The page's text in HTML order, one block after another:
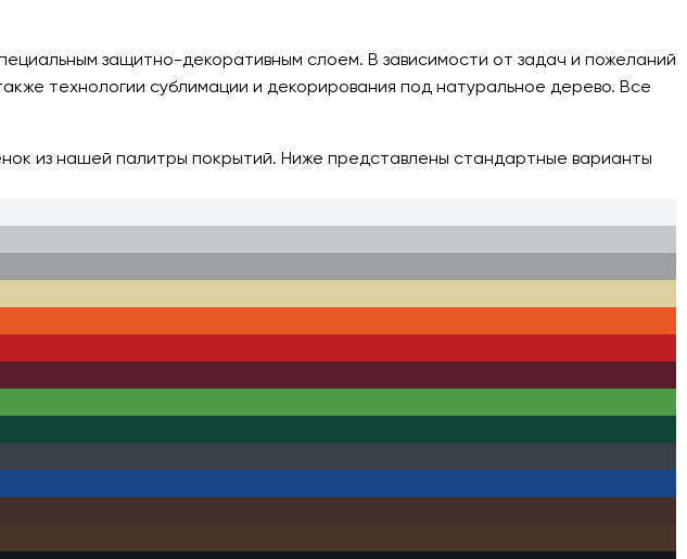
защитно-декоративным слоем. В зависимости от задач и пожеланий
технологии сублимации и декорирования под натуральное дерево. Все
из нашей палитры покрытий. Ниже представлены стандартные варианты